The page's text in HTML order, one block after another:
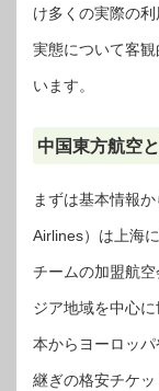
け多くの実際の
実態について客
います。
中国東方航空
まずは基本情報
Airlines）は上海
チームの加盟航
ジア地域を中心
本からヨーロッ
継ぎの格安チケ